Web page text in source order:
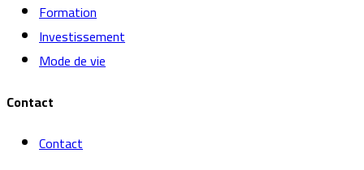
Formation
Investissement
Mode de vie
Contact
Contact